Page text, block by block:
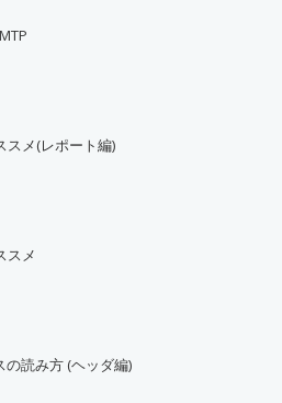
スメ(レポート編)
スメ
の読み方 (ヘッダ編)